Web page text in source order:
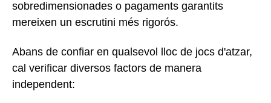
sobredimensionades o pagaments garantits
mereixen un escrutini més rigorós.
Abans de confiar en qualsevol lloc de jocs d'atzar,
cal verificar diversos factors de manera
independent: